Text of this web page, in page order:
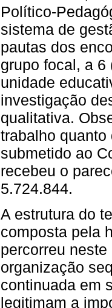
Político-
sistema de
pautas dos
grupo focal, a
unidade
investigação
qualitativa.
trabalho
submetido ao
recebeu o
5.724.844.
A estrutura do
composta pela
percorreu
organização
continuada em
legitimam a